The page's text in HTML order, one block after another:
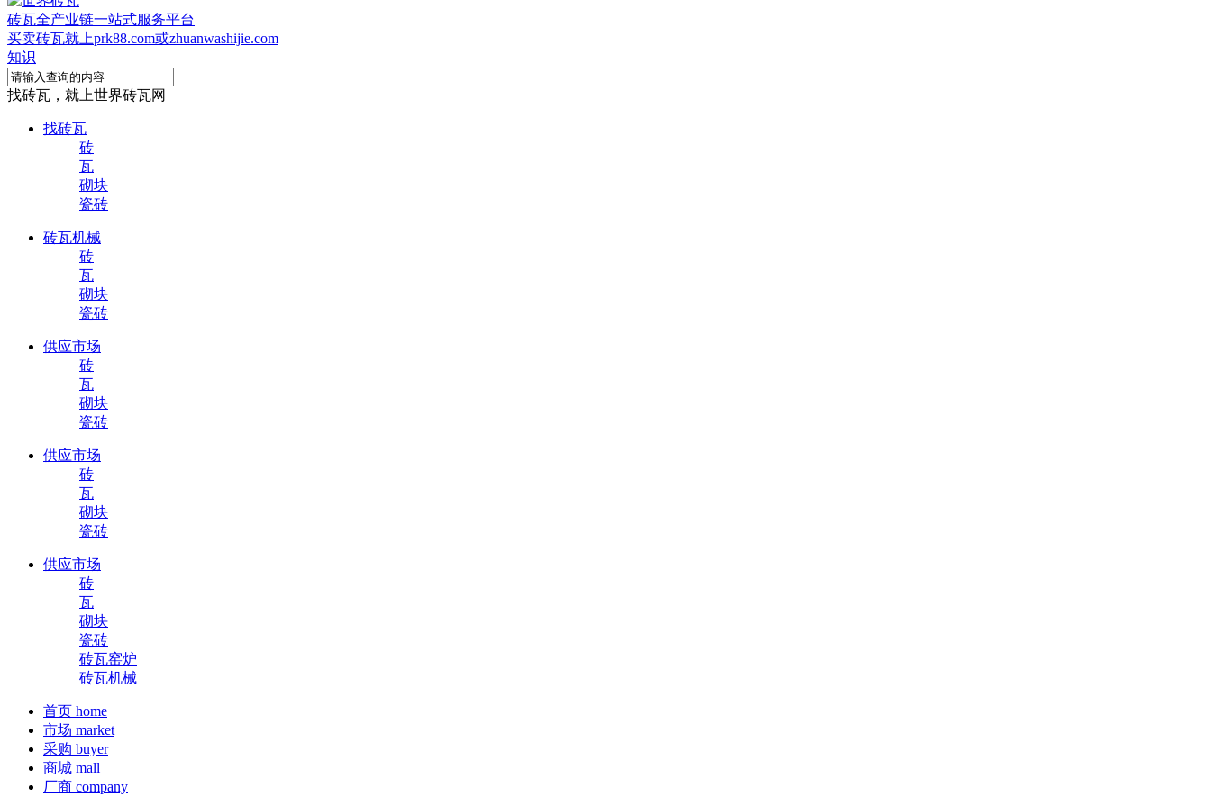
砖瓦全产业链一站式服务平台
买卖砖瓦就上prk88.com或zhuanwashijie.com
知识
找砖瓦，就上世界砖瓦网
找砖瓦
砖
瓦
砌块
瓷砖
砖瓦机械
砖
瓦
砌块
瓷砖
供应市场
砖
瓦
砌块
瓷砖
供应市场
砖
瓦
砌块
瓷砖
供应市场
砖
瓦
砌块
瓷砖
砖瓦窑炉
砖瓦机械
首页 home
市场 market
采购 buyer
商城 mall
厂商 company